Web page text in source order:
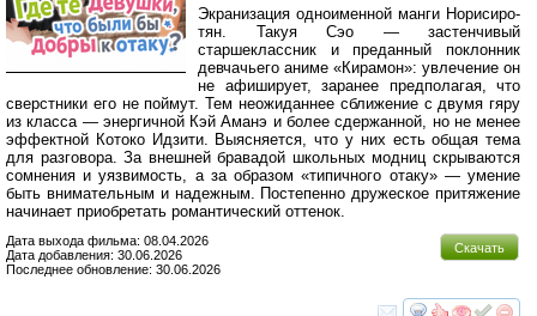
Экранизация одноименной манги Норисиро-
тян. Такуя Сэо — застенчивый
старшеклассник и преданный поклонник
девчачьего аниме «Кирамон»: увлечение он
не афиширует, заранее предполагая, что
сверстники его не поймут. Тем неожиданнее сближение с двумя гяру
из класса — энергичной Кэй Аманэ и более сдержанной, но не менее
эффектной Котоко Идзити. Выясняется, что у них есть общая тема
для разговора. За внешней бравадой школьных модниц скрываются
сомнения и уязвимость, а за образом «типичного отаку» — умение
быть внимательным и надежным. Постепенно дружеское притяжение
начинает приобретать романтический оттенок.
Скачать
Дата выхода фильма: 08.04.2026
Дата добавления: 30.06.2026
Последнее обновление: 30.06.2026